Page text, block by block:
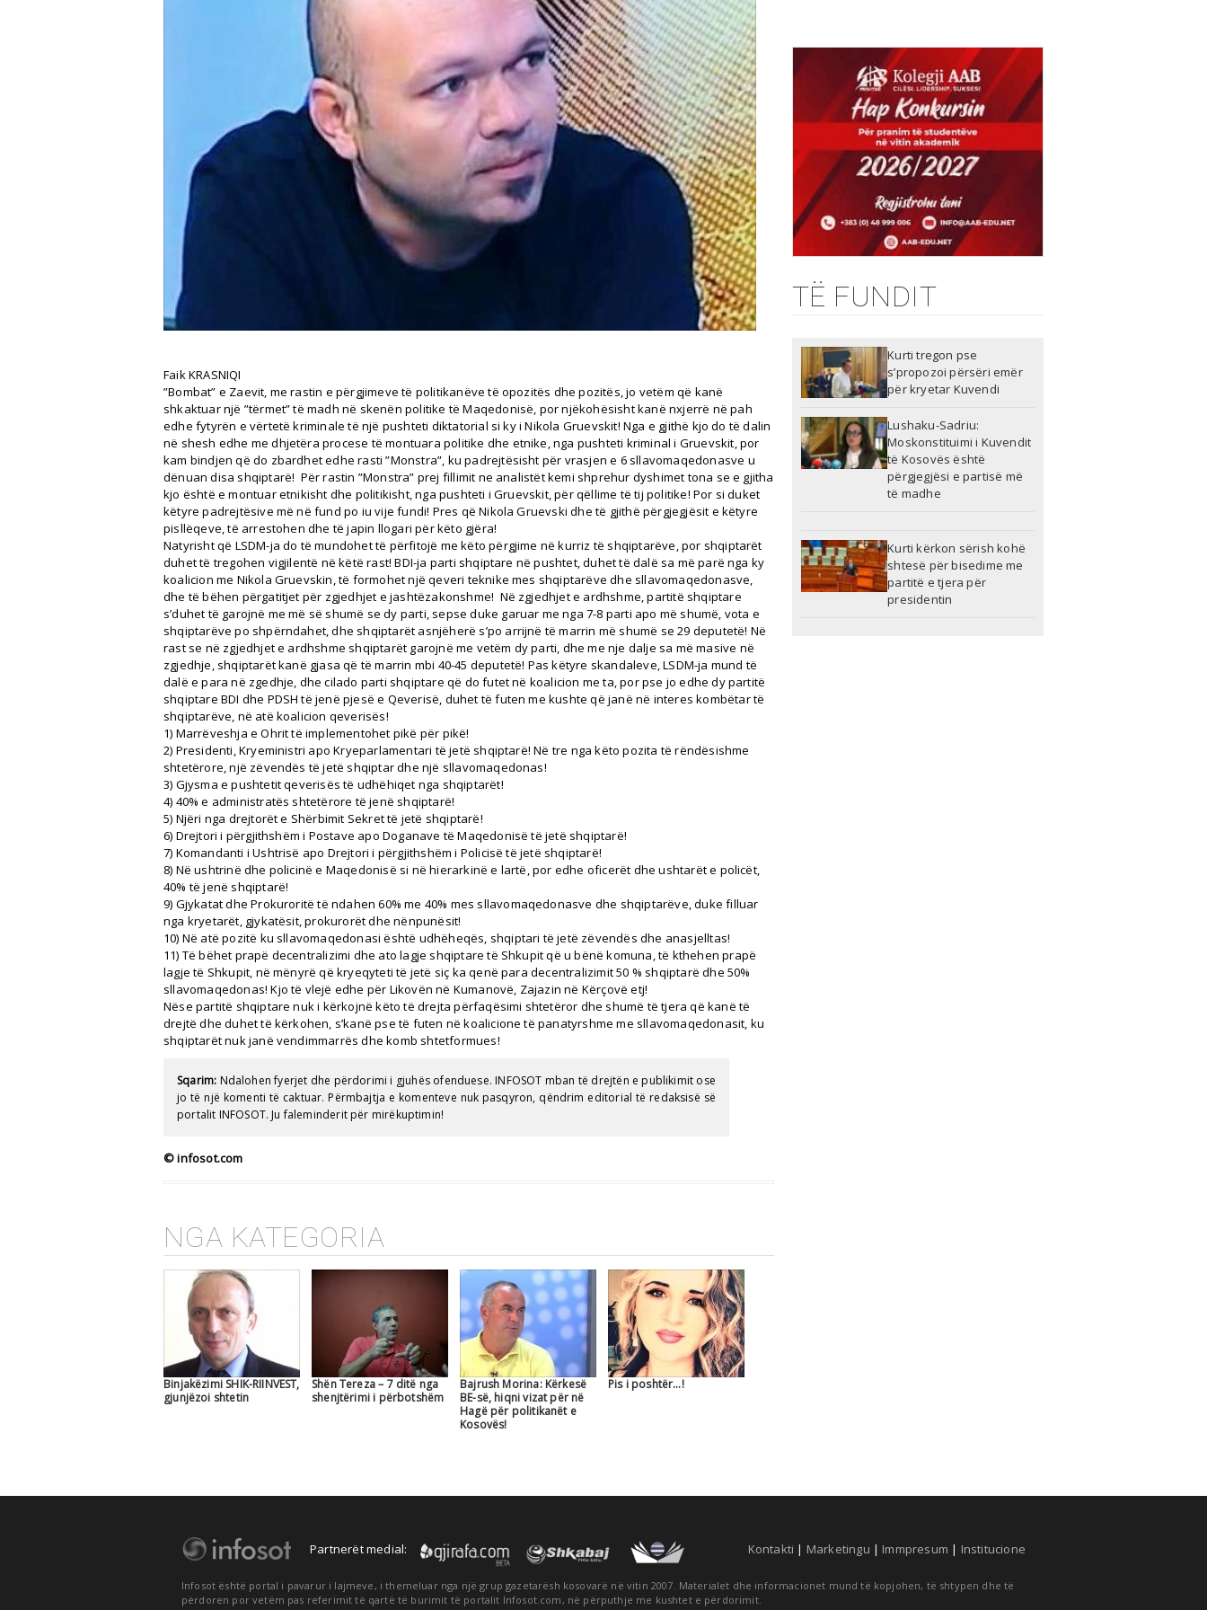
Faik KRASNIQI
”Bombat” e Zaevit, me rastin e përgjimeve të politikanëve të opozitës dhe pozitës, jo vetëm që kanë
shkaktuar një ”tërmet” të madh në skenën politike të Maqedonisë, por njëkohësisht kanë nxjerrë në pah
edhe fytyrën e vërtetë kriminale të një pushteti diktatorial si ky i Nikola Gruevskit! Nga e gjithë kjo do të dalin
në shesh edhe me dhjetëra procese të montuara politike dhe etnike, nga pushteti kriminal i Gruevskit, por
kam bindjen që do zbardhet edhe rasti ”Monstra”, ku padrejtësisht për vrasjen e 6 sllavomaqedonasve u
dënuan disa shqiptarë! Për rastin ”Monstra” prej fillimit ne analistët kemi shprehur dyshimet tona se e gjitha
kjo është e montuar etnikisht dhe politikisht, nga pushteti i Gruevskit, për qëllime të tij politike! Por si duket
këtyre padrejtësive më në fund po iu vije fundi! Pres që Nikola Gruevski dhe të gjithë përgjegjësit e këtyre
pisllëqeve, të arrestohen dhe të japin llogari për këto gjëra!
Natyrisht që LSDM-ja do të mundohet të përfitojë me këto përgjime në kurriz të shqiptarëve, por shqiptarët
duhet të tregohen vigjilentë në këtë rast! BDI-ja parti shqiptare në pushtet, duhet të dalë sa më parë nga ky
koalicion me Nikola Gruevskin, të formohet një qeveri teknike mes shqiptarëve dhe sllavomaqedonasve,
dhe të bëhen përgatitjet për zgjedhjet e jashtëzakonshme! Në zgjedhjet e ardhshme, partitë shqiptare
s’duhet të garojnë me më së shumë se dy parti, sepse duke garuar me nga 7-8 parti apo më shumë, vota e
shqiptarëve po shpërndahet, dhe shqiptarët asnjëherë s’po arrijnë të marrin më shumë se 29 deputetë! Në
rast se në zgjedhjet e ardhshme shqiptarët garojnë me vetëm dy parti, dhe me nje dalje sa më masive në
zgjedhje, shqiptarët kanë gjasa që të marrin mbi 40-45 deputetë! Pas këtyre skandaleve, LSDM-ja mund të
dalë e para në zgedhje, dhe cilado parti shqiptare që do futet në koalicion me ta, por pse jo edhe dy partitë
shqiptare BDI dhe PDSH të jenë pjesë e Qeverisë, duhet të futen me kushte që janë në interes kombëtar të
shqiptarëve, në atë koalicion qeverisës!
1) Marrëveshja e Ohrit të implementohet pikë për pikë!
2) Presidenti, Kryeministri apo Kryeparlamentari të jetë shqiptarë! Në tre nga këto pozita të rëndësishme
shtetërore, një zëvendës të jetë shqiptar dhe një sllavomaqedonas!
3) Gjysma e pushtetit qeverisës të udhëhiqet nga shqiptarët!
4) 40% e administratës shtetërore të jenë shqiptarë!
5) Njëri nga drejtorët e Shërbimit Sekret të jetë shqiptarë!
6) Drejtori i përgjithshëm i Postave apo Doganave të Maqedonisë të jetë shqiptarë!
7) Komandanti i Ushtrisë apo Drejtori i përgjithshëm i Policisë të jetë shqiptarë!
8) Në ushtrinë dhe policinë e Maqedonisë si në hierarkinë e lartë, por edhe oficerët dhe ushtarët e policët,
40% të jenë shqiptarë!
9) Gjykatat dhe Prokuroritë të ndahen 60% me 40% mes sllavomaqedonasve dhe shqiptarëve, duke filluar
nga kryetarët, gjykatësit, prokurorët dhe nënpunësit!
10) Në atë pozitë ku sllavomaqedonasi është udhëheqës, shqiptari të jetë zëvendës dhe anasjelltas!
11) Të bëhet prapë decentralizimi dhe ato lagje shqiptare të Shkupit që u bënë komuna, të kthehen prapë
lagje të Shkupit, në mënyrë që kryeqyteti të jetë siç ka qenë para decentralizimit 50 % shqiptarë dhe 50%
sllavomaqedonas! Kjo të vlejë edhe për Likovën në Kumanovë, Zajazin në Kërçovë etj!
Nëse partitë shqiptare nuk i kërkojnë këto të drejta përfaqësimi shtetëror dhe shumë të tjera që kanë të
drejtë dhe duhet të kërkohen, s’kanë pse të futen në koalicione të panatyrshme me sllavomaqedonasit, ku
shqiptarët nuk janë vendimmarrës dhe komb shtetformues!
Sqarim: Ndalohen fyerjet dhe përdorimi i gjuhës ofenduese. INFOSOT mban të drejtën e publikimit ose
jo të një komenti të caktuar. Përmbajtja e komenteve nuk pasqyron, qëndrim editorial të redaksisë së
portalit INFOSOT. Ju faleminderit për mirëkuptimin!
© infosot.com
NGA KATEGORIA
Binjakëzimi SHIK-RIINVEST,
gjunjëzoi shtetin
Shën Tereza – 7 ditë nga
shenjtërimi i përbotshëm
Bajrush Morina: Kërkesë
BE-së, hiqni vizat për në
Hagë për politikanët e
Kosovës!
Pis i poshtër…!
TË FUNDIT
Kurti tregon pse
s’propozoi përsëri emër
për kryetar Kuvendi
Lushaku-Sadriu:
Moskonstituimi i Kuvendit
të Kosovës është
përgjegjësi e partisë më
të madhe
Kurti kërkon sërish kohë
shtesë për bisedime me
partitë e tjera për
presidentin
Partnerët medial: Kontakti | Marketingu | Immpresum | Institucione
Infosot është portal i pavarur i lajmeve, i themeluar nga një grup gazetarësh kosovarë në vitin 2007. Materialet dhe informacionet mund të kopjohen, të shtypen dhe të
përdoren por vetëm pas referimit të qartë të burimit të portalit Infosot.com, në përputhje me kushtet e përdorimit.